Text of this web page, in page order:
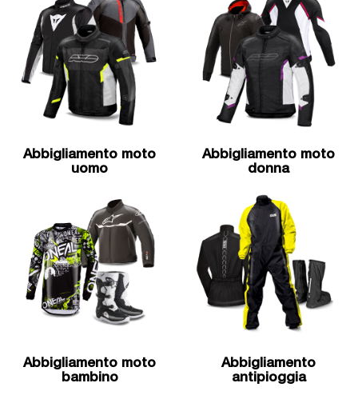
Abbigliamento moto
uomo
Abbigliamento moto
donna
Abbigliamento moto
bambino
Abbigliamento
antipioggia